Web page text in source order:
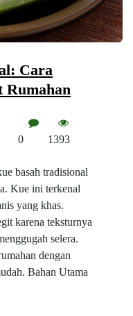
Cara
Rumahan
0 1393
basah tradisional
Kue ini terkenal
yang khas.
karena teksturnya
selera.
dengan
Bahan Utama